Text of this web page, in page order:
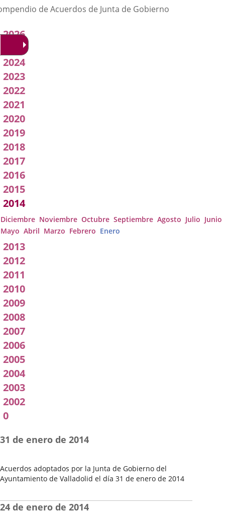
de Acuerdos de Junta de Gobierno
2026
2025
2024
2023
2022
2021
2020
2019
2018
2017
2016
2015
2014
Diciembre Noviembre Octubre Septiembre Agosto Julio Junio
Mayo Abril Marzo Febrero Enero
2013
2012
2011
2010
2009
2008
2007
2006
2005
2004
2003
2002
0
Acuerdos adoptados por la Junta de Gobierno del
Ayuntamiento de Valladolid el día 31 de enero de 2014
del
Pleno
31 de enero de 2014
24 de enero de 2014